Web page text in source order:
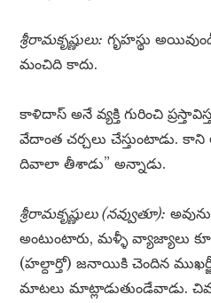
శ్రీరామకృష్ణులు: గృహస్థు
మంచిది కాదు.
కాళిదాస్ అనే వ్యక్తి గురించి
వేదాంత చర్చలు చేస్తుంటాడు.
దివాలా తీశాడు” అన్నాడు.
శ్రీరామకృష్ణులు (నవ్వుతూ):
అంటుంటారు, మళ్ళీ వ్యాజ్యాలు
(హల్దార్తో) జనాయికి చెందిన
మాటలు మాట్లాడుతుండేవాడు.